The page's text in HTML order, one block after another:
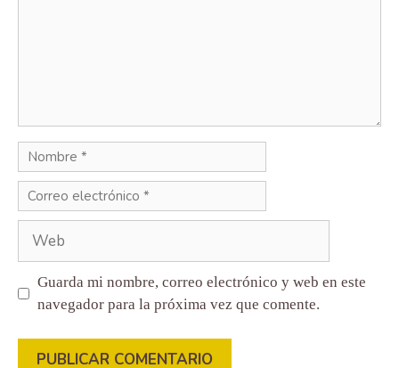
Nombre
Correo
electrónico
Web
Guarda mi nombre, correo electrónico y web en este
navegador para la próxima vez que comente.